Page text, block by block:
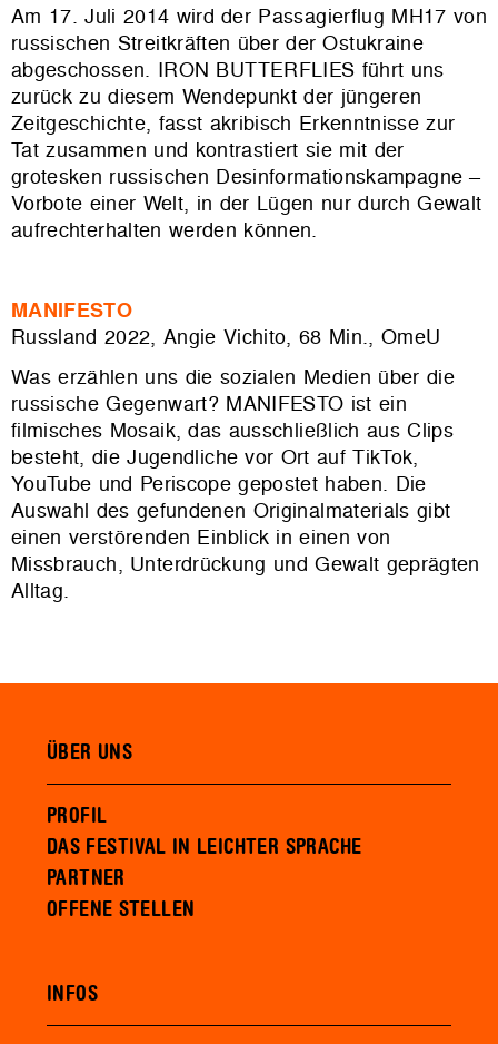
Am 17. Juli 2014 wird der Passagierflug MH17 von
russischen Streitkräften über der Ostukraine
abgeschossen. IRON BUTTERFLIES führt uns
zurück zu diesem Wendepunkt der jüngeren
Zeitgeschichte, fasst akribisch Erkenntnisse zur
Tat zusammen und kontrastiert sie mit der
grotesken russischen Desinformationskampagne –
Vorbote einer Welt, in der Lügen nur durch Gewalt
aufrechterhalten werden können.
MANIFESTO
Russland 2022, Angie Vichito, 68 Min., OmeU
Was erzählen uns die sozialen Medien über die
russische Gegenwart? MANIFESTO ist ein
filmisches Mosaik, das ausschließlich aus Clips
besteht, die Jugendliche vor Ort auf TikTok,
YouTube und Periscope gepostet haben. Die
Auswahl des gefundenen Originalmaterials gibt
einen verstörenden Einblick in einen von
Missbrauch, Unterdrückung und Gewalt geprägten
Alltag.
ÜBER UNS
PROFIL
DAS FESTIVAL IN LEICHTER SPRACHE
PARTNER
OFFENE STELLEN
INFOS